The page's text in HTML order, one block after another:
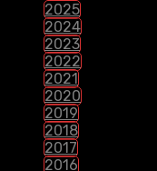
2025
2024
2023
2022
2021
2020
2019
2018
2017
2016